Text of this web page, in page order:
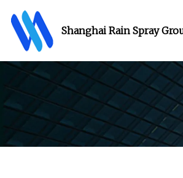
Shanghai Rain Spray